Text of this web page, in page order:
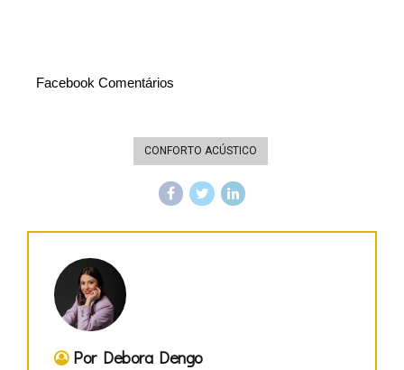
Facebook Comentários
CONFORTO ACÚSTICO
Por Debora Dengo